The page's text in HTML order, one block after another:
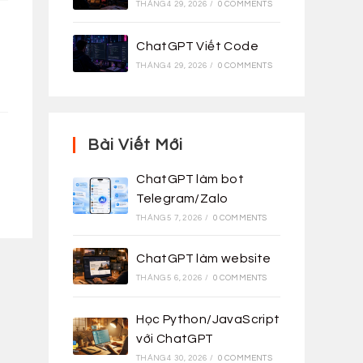
THÁNG 4 29, 2026 / 0 COMMENTS
ChatGPT Viết Code
THÁNG 4 29, 2026 / 0 COMMENTS
Bài Viết Mới
ChatGPT làm bot
Telegram/Zalo
THÁNG 5 7, 2026 / 0 COMMENTS
ChatGPT làm website
THÁNG 5 6, 2026 / 0 COMMENTS
Học Python/JavaScript
với ChatGPT
THÁNG 4 30, 2026 / 0 COMMENTS